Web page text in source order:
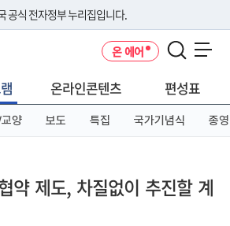
공식 전자정부 누리집입니다.
기
다른 도메인 주소를 사용하고 있다면 아래 URL에
보세요
온 에어
온라인콘텐츠 편성표
양 보도 특집 국가기념식 종영
약 제도, 차질없이 추진할 계